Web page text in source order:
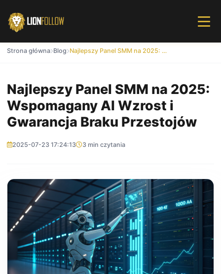
Strona główna Blog Najlepszy Panel SMM na 2025: Wspomagany AI Wzrost i Gwarancja Braku Przestojów
Najlepszy Panel SMM na 2025:
Wspomagany AI Wzrost i
Gwarancja Braku Przestojów
2025-07-23 17:24:13 3 min czytania